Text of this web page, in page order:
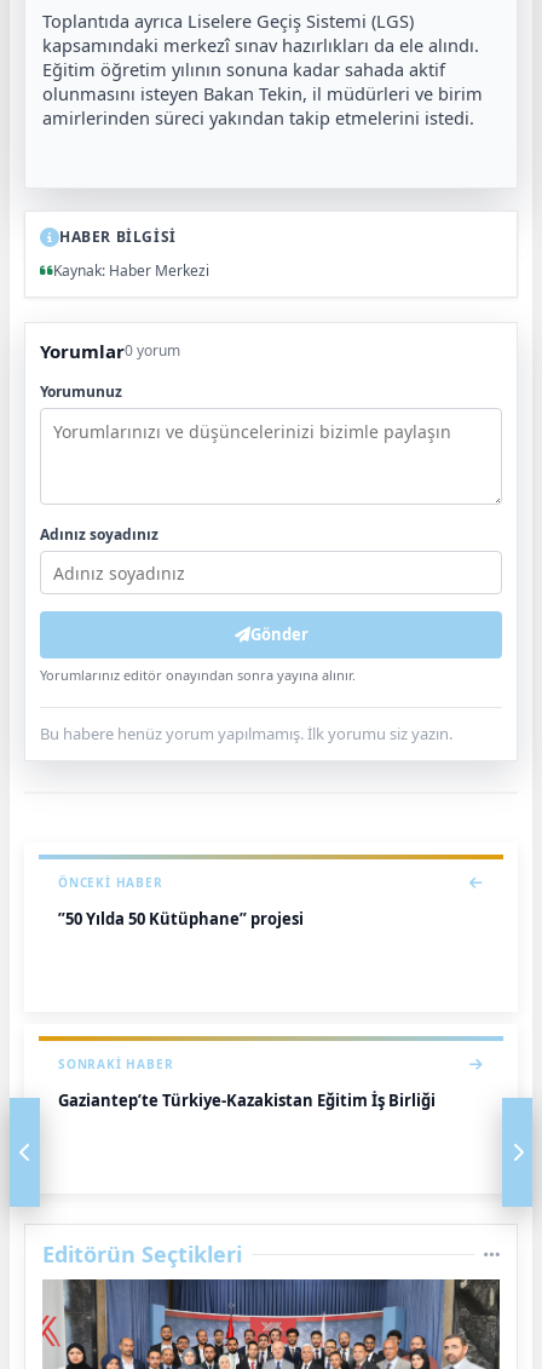
Toplantıda ayrıca Liselere Geçiş Sistemi (LGS)
kapsamındaki merkezî sınav hazırlıkları da ele alındı.
Eğitim öğretim yılının sonuna kadar sahada aktif
olunmasını isteyen Bakan Tekin, il müdürleri ve birim
amirlerinden süreci yakından takip etmelerini istedi.
HABER BİLGİSİ
Kaynak: Haber Merkezi
Yorumlar0 yorum
Yorumunuz
Adınız soyadınız
Gönder
Yorumlarınız editör onayından sonra yayına alınır.
Bu habere henüz yorum yapılmamış. İlk yorumu siz yazın.
ÖNCEKI HABER
”50 Yılda 50 Kütüphane” projesi
SONRAKI HABER
Gaziantep’te Türkiye-Kazakistan Eğitim İş Birliği
Editörün Seçtikleri